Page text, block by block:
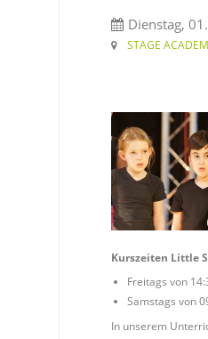
Dienstag,
STAGE
Kurszeiten Little
Freitags von
Samstags von
In unserem